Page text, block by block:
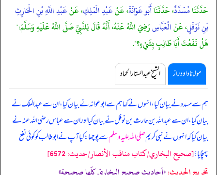
حَدَّثَنَامُسَدَّدٌ، حَدَّثَنَاأَبُو عَوَانَةَ، عَنْعَبْدِ الْمَلِكِ، عَنْعَبْدِ اللَّهِ بْنِ الْحَارِثِ
بْنِ نَوْفَلٍ، عَنْالْعَبَّاسِرَضِيَ اللَّهُ عَنْهُ، أَنَّهُ قَالَ لِلنَّبِيِّ صَلَّى اللَّهُ عَلَيْهِ وَسَلَّمَ:"
هَلْ نَفَعْتَ أَبَا طَالِبٍ بِشَيْءٍ؟".
مولانا داود راز الشیخ عبدالستار الحماد
ہم سے مسدد نے بیان کیا، انہوں نے کہا ہم سے ابوعوانہ نے بیان کیا، ان سے عبدالملک نے
بیان کیا، ان سے عبداللہ بن حارث بن نوفل نے بیان کیا اور ان سے عباس رضی اللہ عنہ نے
بیان کیا کہانہوں نے نبی کریمصلی اللہ علیہ وسلمسے پوچھا: کیا آپ نے ابوطالب کو کوئی نفع
پہنچایا؟[صحيح البخاري/كتاب مناقب الأنصار/حدیث: 6572]